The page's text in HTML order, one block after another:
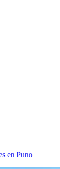
en Puno